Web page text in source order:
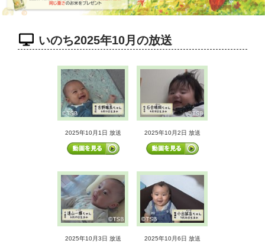
いのち2025年10月の放送
2025年10月1日 放送 2025年10月2日 放送
2025年10月3日 放送 2025年10月6日 放送